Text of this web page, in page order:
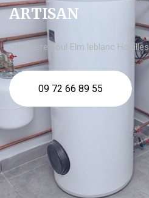
ARTISAN
chaudière fioul Elm leblanc Houilles
09 72 66 89 55